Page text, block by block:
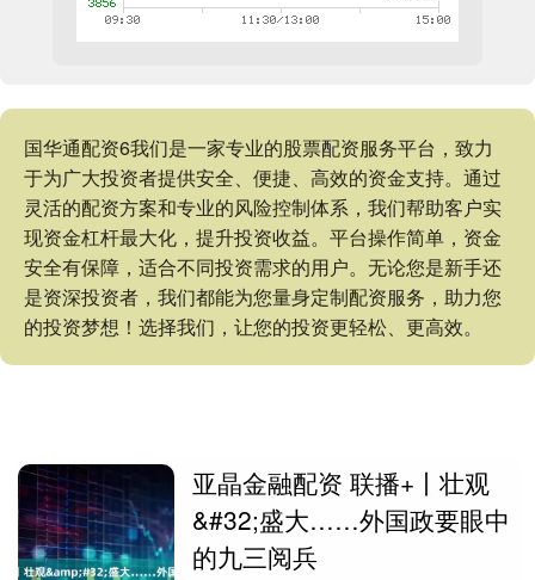
国华通配资6我们是一家专业的股票配资服务平台，致力
于为广大投资者提供安全、便捷、高效的资金支持。通过
灵活的配资方案和专业的风险控制体系，我们帮助客户实
现资金杠杆最大化，提升投资收益。平台操作简单，资金
安全有保障，适合不同投资需求的用户。无论您是新手还
是资深投资者，我们都能为您量身定制配资服务，助力您
的投资梦想！选择我们，让您的投资更轻松、更高效。
亚晶金融配资 联播+丨壮观
&#32;盛大……外国政要眼中
的九三阅兵